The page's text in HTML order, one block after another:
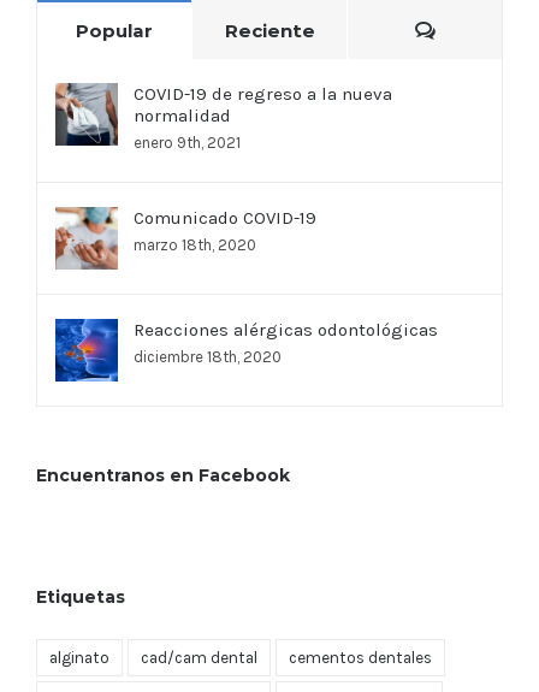
Popular Reciente
COVID-19 de regreso a la nueva
normalidad
enero 9th, 2021
Comunicado COVID-19
marzo 18th, 2020
Reacciones alérgicas odontológicas
diciembre 18th, 2020
Encuentranos en Facebook
Etiquetas
alginato cad/cam dental cementos dentales